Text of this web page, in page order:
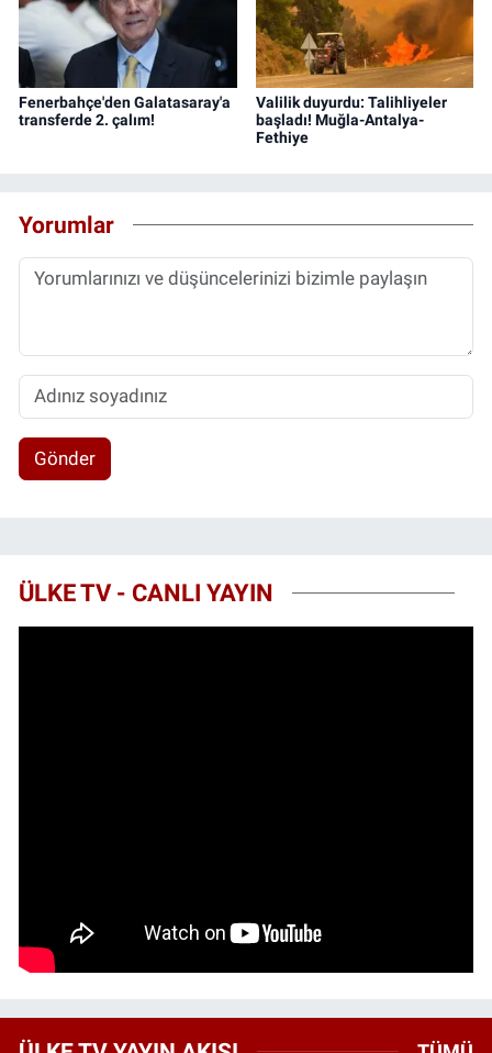
Fenerbahçe'den Galatasaray'a
transferde 2. çalım!
Valilik duyurdu: Talihliyeler
başladı! Muğla-Antalya-
Fethiye
Yorumlar
Gönder
ÜLKE TV - CANLI YAYIN